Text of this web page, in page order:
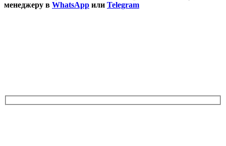
менеджеру в WhatsApp или Telegram